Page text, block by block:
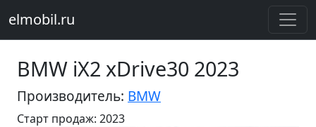
elmobil.ru
BMW iX2 xDrive30 2023
Производитель: BMW
Старт продаж: 2023